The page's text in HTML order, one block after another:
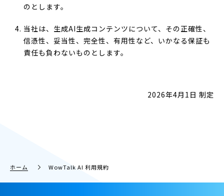
のとします。
当社は、生成AI生成コンテンツについて、その正確性、
信憑性、妥当性、完全性、有用性など、いかなる保証も
責任も負わないものとします。
2026年4月1日 制定
ホーム WowTalk AI 利用規約